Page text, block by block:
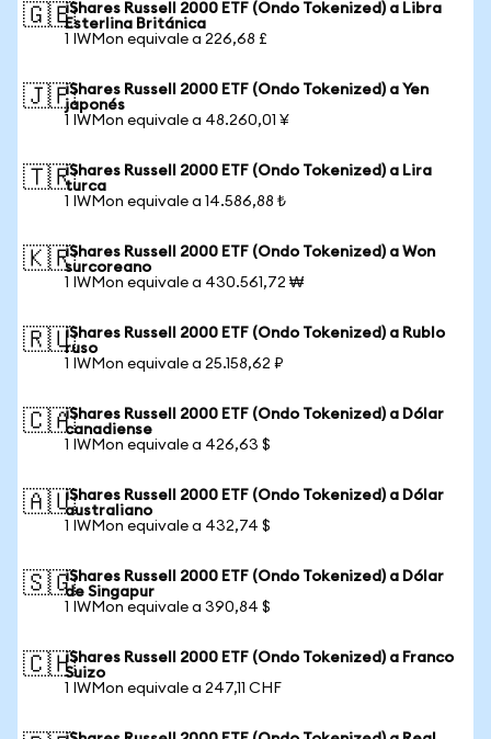
🇬🇧iShares Russell 2000 ETF (Ondo Tokenized) a Libra
Esterlina Británica
1 IWMon equivale a 226,68 £
🇯🇵iShares Russell 2000 ETF (Ondo Tokenized) a Yen
japonés
1 IWMon equivale a 48.260,01 ¥
🇹🇷iShares Russell 2000 ETF (Ondo Tokenized) a Lira
turca
1 IWMon equivale a 14.586,88 ₺
🇰🇷iShares Russell 2000 ETF (Ondo Tokenized) a Won
surcoreano
1 IWMon equivale a 430.561,72 ₩
🇷🇺iShares Russell 2000 ETF (Ondo Tokenized) a Rublo
ruso
1 IWMon equivale a 25.158,62 ₽
🇨🇦iShares Russell 2000 ETF (Ondo Tokenized) a Dólar
canadiense
1 IWMon equivale a 426,63 $
🇦🇺iShares Russell 2000 ETF (Ondo Tokenized) a Dólar
australiano
1 IWMon equivale a 432,74 $
🇸🇬iShares Russell 2000 ETF (Ondo Tokenized) a Dólar
de Singapur
1 IWMon equivale a 390,84 $
🇨🇭iShares Russell 2000 ETF (Ondo Tokenized) a Franco
Suizo
1 IWMon equivale a 247,11 CHF